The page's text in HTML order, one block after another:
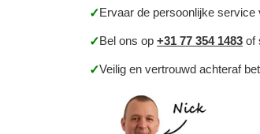
✓Ervaar de persoonlijke
✓Bel ons op+31 77 354 1483 of
✓Veilig en vertrouwd achteraf